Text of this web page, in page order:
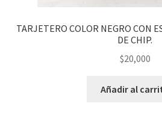
TARJETERO COLOR NEGRO CON
DE CHIP.
$20,000
Añadir al